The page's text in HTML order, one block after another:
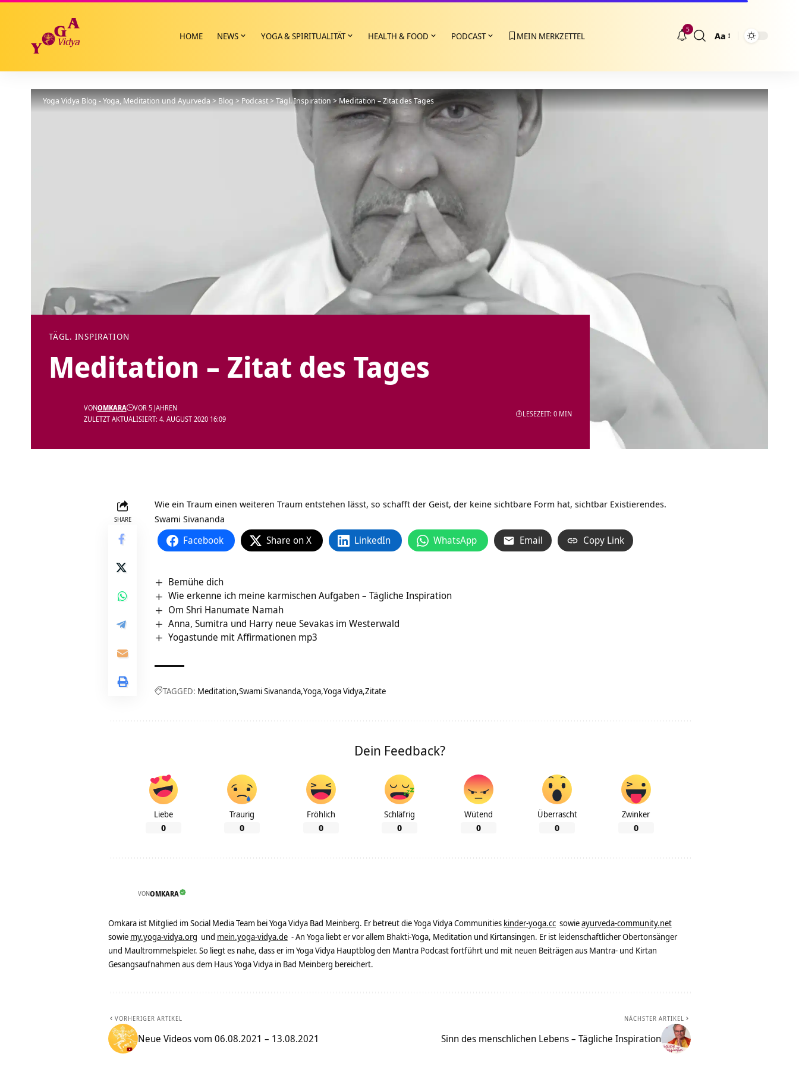
HOME NEWS YOGA & SPIRITUALITÄT HEALTH & FOOD PODCAST MEIN MERKZETTEL
5
Größenänderung
Aa
Yoga Vidya Blog - Yoga, Meditation und Ayurveda>Blog>Podcast>Tägl. Inspiration > Meditation – Zitat des Tages
TÄGL. INSPIRATION
Meditation – Zitat des Tages
ZULETZT AKTUALISIERT: 4. AUGUST 2020 16:09
VONOMKARA VOR 5 JAHREN
LESEZEIT: 0 MIN
SHARE
Wie ein Traum einen weiteren Traum entstehen lässt, so schafft der Geist, der keine sichtbare Form hat, sichtbar Existierendes.
Swami Sivananda
Facebook Share on X LinkedIn WhatsApp Email Copy Link
Bemühe dich
Wie erkenne ich meine karmischen Aufgaben – Tägliche Inspiration
Om Shri Hanumate Namah
Anna, Sumitra und Harry neue Sevakas im Westerwald
Yogastunde mit Affirmationen mp3
TAGGED: Meditation Swami Sivananda Yoga Yoga Vidya Zitate
Dein Feedback?
Liebe
0
Traurig
0
Fröhlich
0
Schläfrig
0
Wütend
0
Überrascht
0
Zwinker
0
VONOMKARA
Omkara ist Mitglied im Social Media Team bei Yoga Vidya Bad Meinberg. Er betreut die Yoga Vidya Communities kinder-yoga.cc sowieayurveda-community.net
sowie my.yoga-vidya.org und mein.yoga-vidya.de - An Yoga liebt er vor allem Bhakti-Yoga, Meditation und Kirtansingen. Er ist leidenschaftlicher Obertonsänger
und Maultrommelspieler. So liegt es nahe, dass er im Yoga Vidya Hauptblog den Mantra Podcast fortführt und mit neuen Beiträgen aus Mantra- und Kirtan
Gesangsaufnahmen aus dem Haus Yoga Vidya in Bad Meinberg bereichert.
VORHERIGER ARTIKEL
Neue Videos vom 06.08.2021 – 13.08.2021
NÄCHSTER ARTIKEL
Sinn des menschlichen Lebens – Tägliche Inspiration